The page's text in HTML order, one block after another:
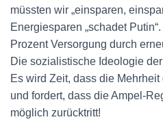
müssten wir „einsparen,
Energiesparen „schadet
Prozent Versorgung durch
Die sozialistische Ideologie
Es wird Zeit, dass die
und fordert, dass die Ampel-
möglich zurücktritt!